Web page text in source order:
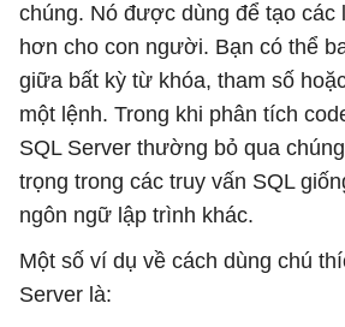
chúng. Nó được dùng để tạo các
hơn cho con người. Bạn có thể
giữa bất kỳ từ khóa, tham số
một lệnh. Trong khi phân tích
SQL Server thường bỏ qua
trọng trong các truy vấn SQL
ngôn ngữ lập trình khác.
Một số ví dụ về cách dùng chú
Server là: